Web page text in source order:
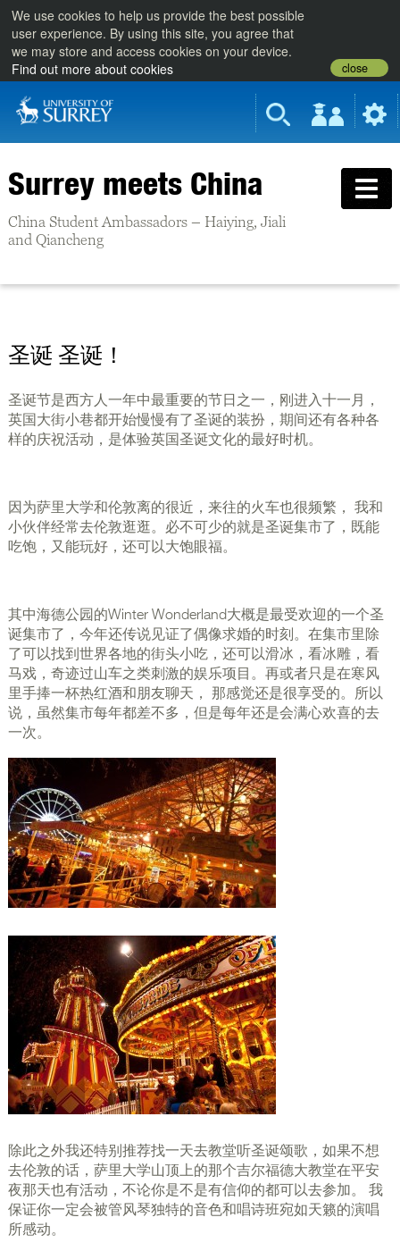
We use cookies to help us provide the best possible
user experience. By using this site, you agree that
we may store and access cookies on your device.
Find out more about cookies
close
Surrey meets China
China Student Ambassadors – Haiying, Jiali
and Qiancheng
圣诞 圣诞！
圣诞节是西方人一年中最重要的节日之一，刚进入十一月，
英国大街小巷都开始慢慢有了圣诞的装扮，期间还有各种各
样的庆祝活动，是体验英国圣诞文化的最好时机。
因为萨里大学和伦敦离的很近，来往的火车也很频繁， 我和
小伙伴经常去伦敦逛逛。必不可少的就是圣诞集市了，既能
吃饱，又能玩好，还可以大饱眼福。
其中海德公园的Winter Wonderland大概是最受欢迎的一个圣
诞集市了，今年还传说见证了偶像求婚的时刻。在集市里除
了可以找到世界各地的街头小吃，还可以滑冰，看冰雕，看
马戏，奇迹过山车之类刺激的娱乐项目。再或者只是在寒风
里手捧一杯热红酒和朋友聊天， 那感觉还是很享受的。所以
说，虽然集市每年都差不多，但是每年还是会满心欢喜的去
一次。
除此之外我还特别推荐找一天去教堂听圣诞颂歌，如果不想
去伦敦的话，萨里大学山顶上的那个吉尔福德大教堂在平安
夜那天也有活动，不论你是不是有信仰的都可以去参加。 我
保证你一定会被管风琴独特的音色和唱诗班宛如天籁的演唱
所感动。